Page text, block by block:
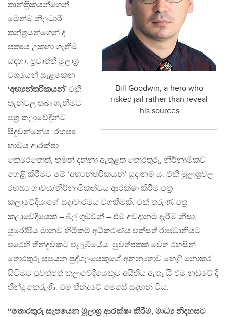
Bill Goodwin, a hero who
risked jail rather than reveal
his sources
තාන්ත‍්‍රිකයන්ගෙන්
මෙන්ම නිලධාරී
තන්ත‍්‍රයන්ගෙන් ද
සත්‍යය උකහා ගැනීම
සඳහා, ප‍්‍රවෘත්ති මූලාශ‍්‍ර
වශයෙන් සැළකෙන
‘අභ්‍යන්තරිකයන්’ එකී
තැන්වල තබා ගැනීමට
පත‍්‍ර කලාවේදීන්ට
සිදුවන්නේය. රහස්‍ය
භාවය ආරක්ෂා
කෙරෙතොත්, තමන් දන්නා ඇතුළත තොරතුරු, නිර්නාමිකව
හෙළි කිරීමට මේ ‘අභ්‍යන්තරිකයන්’ සූදානම් ය. එකී මූලාශ‍්‍රවල
රහස්‍ය භාවය/නිර්නාමිකත්වය ආරක්ෂා කිරීම පත‍්‍ර
කලාවේදියාගේ සදාචාරමය වගකීමකි. එක් තරුණ පත‍්‍ර
කලාවේදියෙක් – බිල් ගුඞ්වින් – එම අවදානම දැරීම නිසා,
යුරෝපීය මානව හිමිකම් අධිකරණය එක්සත් රාජධානියට
එරෙහි තීන්දුවකට එළැඹියේය. පුවත්පතක් වෙත රහසින්
තොරතුරු සපයන පුද්ගලයෙකුගේ අනන්‍යතාව හෙළි නොකර
සිටීමට පුවත්පත් කලාවේදියෙකුට අයිතිය ඇතැ යි එම නඩුවේ දී
තීන්දු කෙරුණි. එම තීන්දුවේ මෙසේ සඳහන් විය:
‘‘තොරතුරු සැපයෙන මුලාශ‍්‍ර ආරක්ෂා කිරීම, මාධ්‍ය නිදහසට